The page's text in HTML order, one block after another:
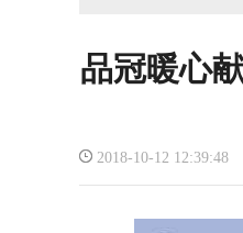
品冠暖心
2018-10-12